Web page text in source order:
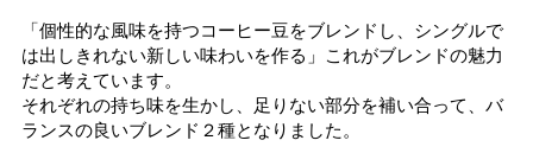
「個性的な風味を持つコーヒー豆をブレンドし、シングルで
は出しきれない新しい味わいを作る」これがブレンドの魅力
だと考えています。
それぞれの持ち味を生かし、足りない部分を補い合って、バ
ランスの良いブレンド２種となりました。